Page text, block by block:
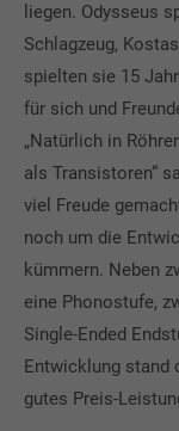
liegen. Odysseus
Schlagzeug,
spielten sie 15
für sich und
„Natürlich in
als Transistoren“
viel Freude
noch um die
kümmern. Neben
eine Phonostufe,
Single-Ended
Entwicklung stand
gutes Preis-